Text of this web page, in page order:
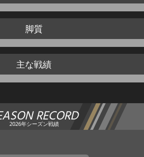
脚質
主な戦績
RECORD
2026年シーズン戦績